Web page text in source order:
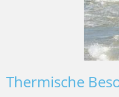
Thermische